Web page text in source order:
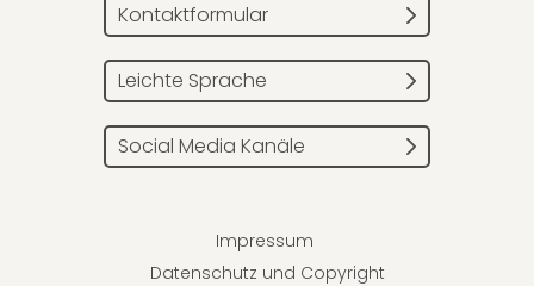
Kontaktformular
Leichte Sprache
Social Media Kanäle
Impressum
Datenschutz und Copyright